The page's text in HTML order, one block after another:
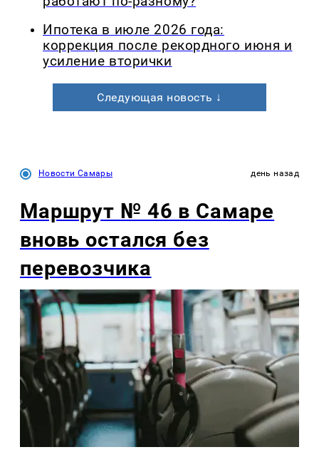
Ипотека в июле 2026 года:
коррекция после рекордного июня и
усиление вторички
Следующая новость ↓
Новости Самары день назад
Маршрут № 46 в Самаре
вновь остался без
перевозчика